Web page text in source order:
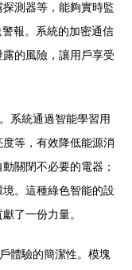
測器等，能夠實時監
報。系統的加密通信
的風險，讓用戶享受
系統通過智能學習用
等，有效降低能源消
關閉不必要的電器；
。這種綠色智能的設
了一份力量。
體驗的簡潔性。模塊